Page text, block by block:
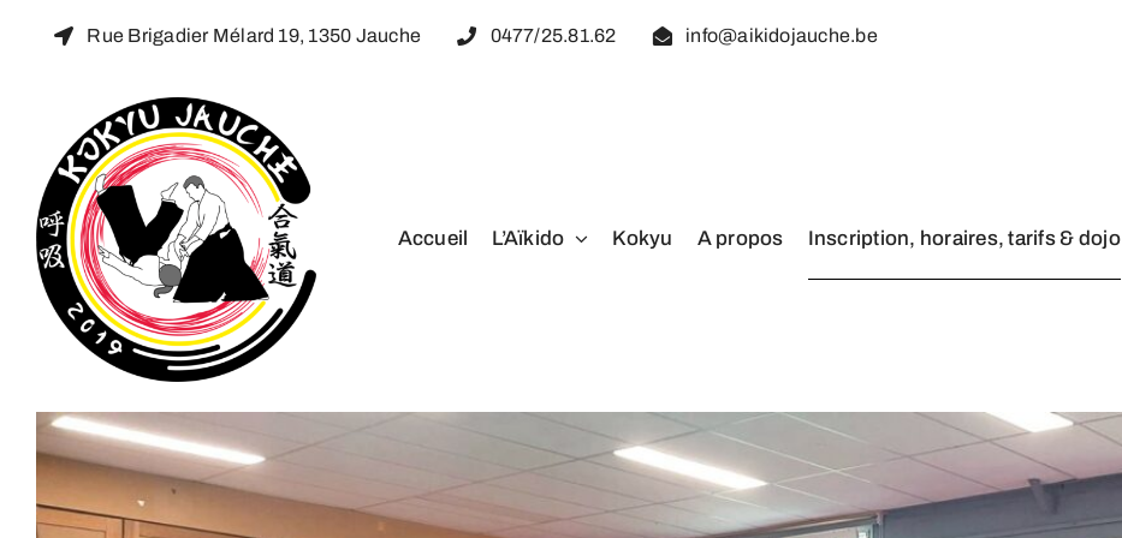
Rue Brigadier Mélard 19, 1350 Jauche 0477/25.81.62 info@aikidojauche.be
Accueil L’Aïkido Kokyu A propos Inscription, horaires, tarifs & dojo